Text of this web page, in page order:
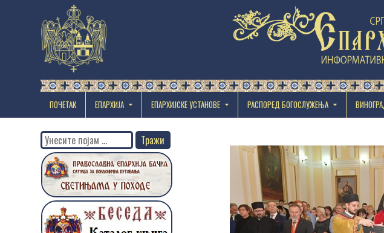
ПОЧЕТАК ЕПАРХИЈА EПАРХИЈСКЕ УСТАНОВЕ РАСПОРЕД БОГОСЛУЖЕЊА
Search
for: